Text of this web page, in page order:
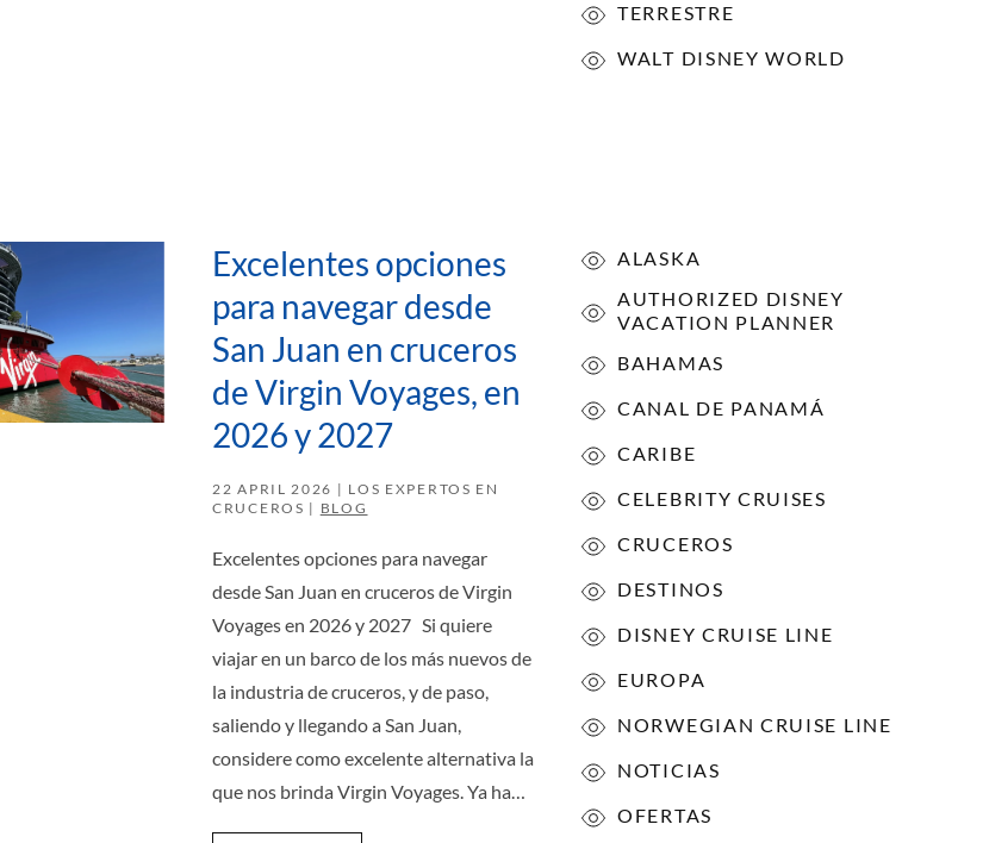
TERRESTRE
WALT DISNEY WORLD
Excelentes opciones
para navegar desde
San Juan en cruceros
de Virgin Voyages, en
2026 y 2027
22 APRIL 2026 | LOS EXPERTOS EN
CRUCEROS | BLOG
Excelentes opciones para navegar
desde San Juan en cruceros de Virgin
Voyages en 2026 y 2027 Si quiere
viajar en un barco de los más nuevos de
la industria de cruceros, y de paso,
saliendo y llegando a San Juan,
considere como excelente alternativa la
que nos brinda Virgin Voyages. Ya ha…
ALASKA
AUTHORIZED DISNEY
VACATION PLANNER
BAHAMAS
CANAL DE PANAMÁ
CARIBE
CELEBRITY CRUISES
CRUCEROS
DESTINOS
DISNEY CRUISE LINE
EUROPA
NORWEGIAN CRUISE LINE
NOTICIAS
OFERTAS